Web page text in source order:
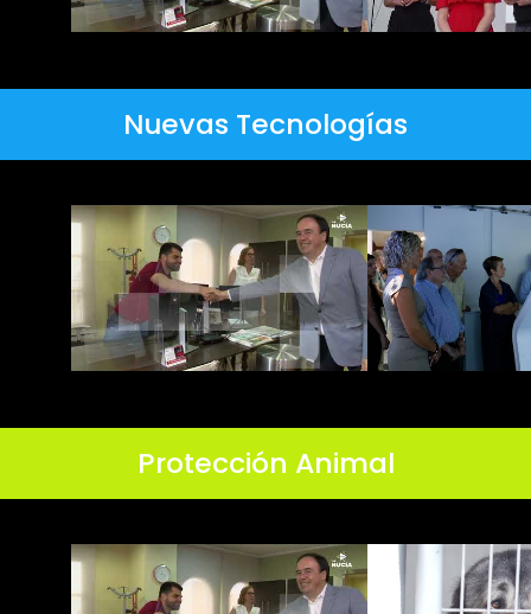
Nuevas Tecnologías
Protección Animal